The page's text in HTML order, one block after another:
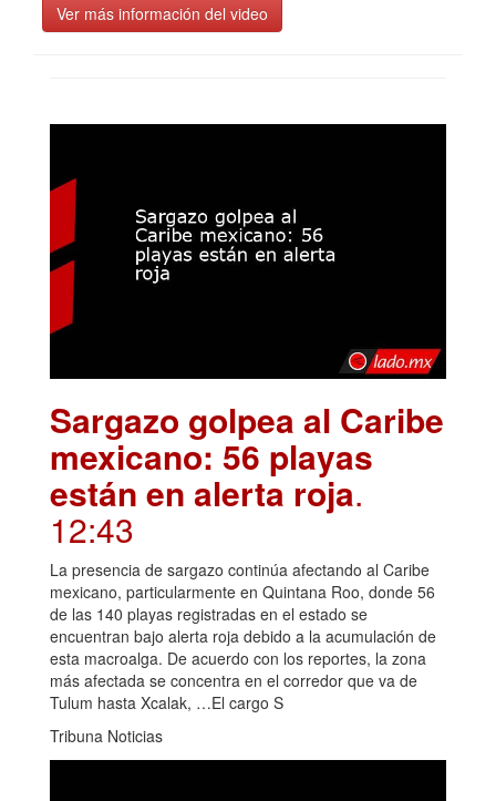
Ver más información del video
Sargazo golpea al Caribe
mexicano: 56 playas
están en alerta roja.
12:43
La presencia de sargazo continúa afectando al Caribe
mexicano, particularmente en Quintana Roo, donde 56
de las 140 playas registradas en el estado se
encuentran bajo alerta roja debido a la acumulación de
esta macroalga. De acuerdo con los reportes, la zona
más afectada se concentra en el corredor que va de
Tulum hasta Xcalak, …El cargo S
Tribuna Noticias